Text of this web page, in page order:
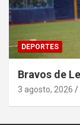
DEPORTES
Bravos de
3 agosto, 2026